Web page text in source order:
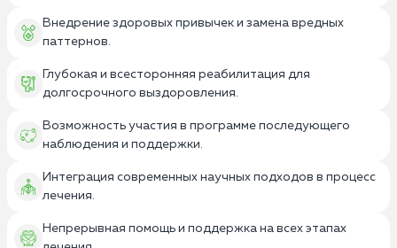
Внедрение здоровых привычек и замена вредных
паттернов.
Глубокая и всесторонняя реабилитация для
долгосрочного выздоровления.
Возможность участия в программе последующего
наблюдения и поддержки.
Интеграция современных научных подходов в процесс
лечения.
Непрерывная помощь и поддержка на всех этапах